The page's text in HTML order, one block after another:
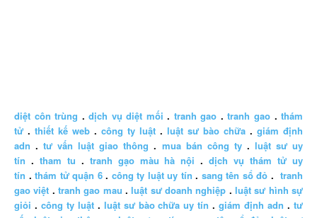
diệt côn trùng .dịch vụ diệt mối . tranh gao .tranh gao .thám
tử . thiết kế web . công ty luật . luật sư bào chữa . giám định
adn .tư vấn luật giao thông . mua bán công ty. luật sư uy
tín . tham tu . tranh gạo màu hà nội .dịch vụ thám tử uy
tín .thám tử quận 6. công ty luật uy tín . sang tên sổ đỏ .tranh
gao việt .tranh gao mau .luật sư doanh nghiệp .luật sư hình sự
giỏi . công ty luật. luật sư bào chữa uy tín .giám định adn .tư